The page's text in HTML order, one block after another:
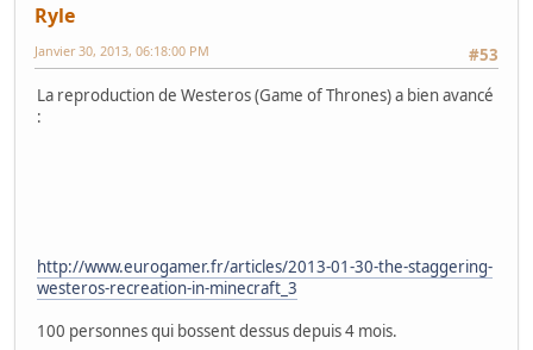
Ryle
#53
Janvier 30, 2013, 06:18:00 PM
La reproduction de Westeros (Game of Thrones) a bien avancé
:
http://www.eurogamer.fr/articles/2013-01-30-the-staggering-
westeros-recreation-in-minecraft_3
100 personnes qui bossent dessus depuis 4 mois.